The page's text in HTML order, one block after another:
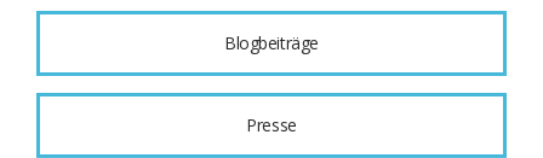
Blogbeiträge
Presse